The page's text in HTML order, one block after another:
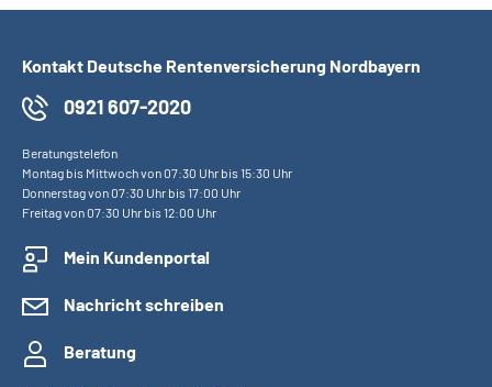
Kontakt Deutsche Rentenversicherung Nordbayern
0921 607-2020
Beratungstelefon
Montag bis Mittwoch von 07:30 Uhr bis 15:30 Uhr
Donnerstag von 07:30 Uhr bis 17:00 Uhr
Freitag von 07:30 Uhr bis 12:00 Uhr
Mein Kundenportal
Nachricht schreiben
Beratung